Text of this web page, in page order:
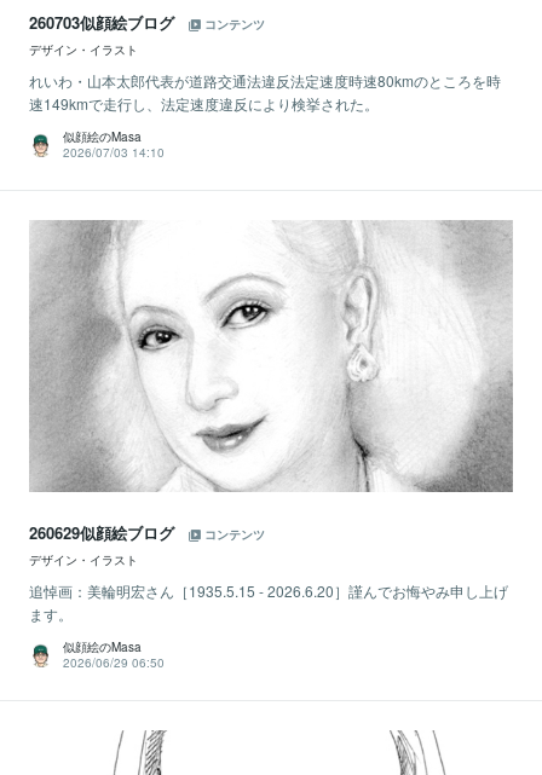
260703似顔絵ブログ
コンテンツ
デザイン・イラスト
れいわ・山本太郎代表が道路交通法違反法定速度時速80kmのところを時
速149kmで走行し、法定速度違反により検挙された。
似顔絵のMasa
2026/07/03 14:10
260629似顔絵ブログ
コンテンツ
デザイン・イラスト
追悼画：美輪明宏さん［1935.5.15 - 2026.6.20］謹んでお悔やみ申し上げ
ます。
似顔絵のMasa
2026/06/29 06:50